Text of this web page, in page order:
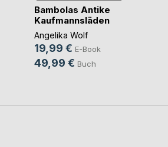
Bambolas Antike
Kaufmannsläden
Angelika Wolf
19,99 € E-Book
49,99 € Buch